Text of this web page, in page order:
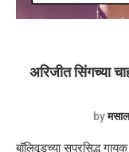
अरिजीत सिंगच्या
by
बॉलिवूडच्या सुप्रसिद्ध